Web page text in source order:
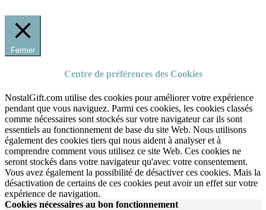
Fermer
Centre de préférences des Cookies
NostalGift.com utilise des cookies pour améliorer votre expérience
pendant que vous naviguez. Parmi ces cookies, les cookies classés
comme nécessaires sont stockés sur votre navigateur car ils sont
essentiels au fonctionnement de base du site Web. Nous utilisons
également des cookies tiers qui nous aident à analyser et à
comprendre comment vous utilisez ce site Web. Ces cookies ne
seront stockés dans votre navigateur qu'avec votre consentement.
Vous avez également la possibilité de désactiver ces cookies. Mais la
désactivation de certains de ces cookies peut avoir un effet sur votre
expérience de navigation.
Cookies nécessaires au bon fonctionnement